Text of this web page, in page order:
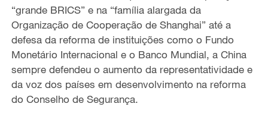
“grande BRICS” e na “família alargada da
Organização de Cooperação de Shanghai” até a
defesa da reforma de instituições como o Fundo
Monetário Internacional e o Banco Mundial, a China
sempre defendeu o aumento da representatividade e
da voz dos países em desenvolvimento na reforma
do Conselho de Segurança.